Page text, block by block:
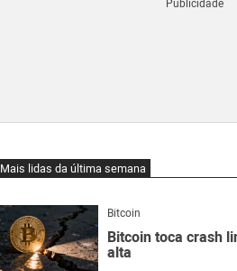
Mais lidas da última semana
Bitcoin
Bitcoin toca crash
alta